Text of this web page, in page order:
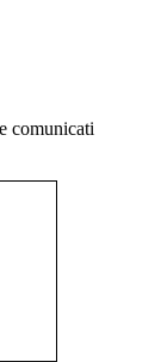
comunicati